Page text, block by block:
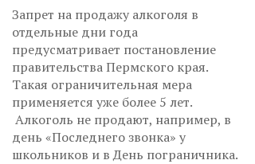
Запрет на продажу алкоголя в
отдельные дни года
предусматривает постановление
правительства Пермского края.
Такая ограничительная мера
применяется уже более 5 лет.
Алкоголь не продают, например, в
день «Последнего звонка» у
школьников и в День пограничника.